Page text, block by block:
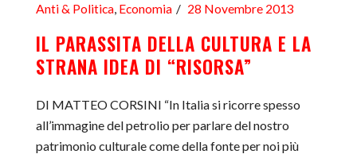
Anti & Politica, Economia 28 Novembre 2013
IL PARASSITA DELLA CULTURA E LA
STRANA IDEA DI “RISORSA”
DI MATTEO CORSINI “In Italia si ricorre spesso
all’immagine del petrolio per parlare del nostro
patrimonio culturale come della fonte per noi più